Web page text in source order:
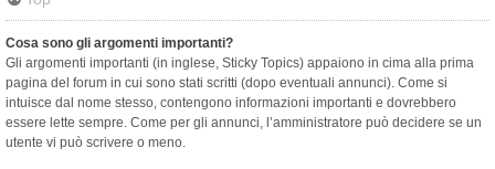
Cosa sono gli argomenti importanti?
Gli argomenti importanti (in inglese, Sticky Topics) appaiono in cima alla prima
pagina del forum in cui sono stati scritti (dopo eventuali annunci). Come si
intuisce dal nome stesso, contengono informazioni importanti e dovrebbero
essere lette sempre. Come per gli annunci, l’amministratore può decidere se un
utente vi può scrivere o meno.